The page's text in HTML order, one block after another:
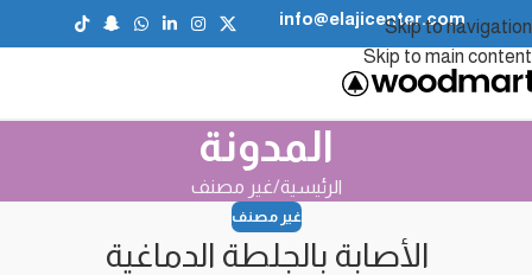
Skip to navigation
Skip to main content
info@elajicenter.com
المدونة
الرئيسية غير مصنف
غير مصنف
الأصابة بالجلطة الدماغية